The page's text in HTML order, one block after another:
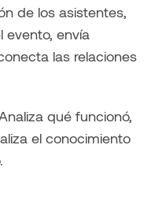
de los asistentes,
evento, envía
las relaciones
qué funcionó,
el conocimiento